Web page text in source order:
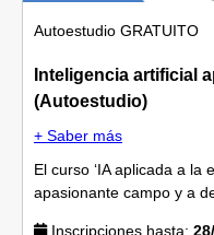
Autoestudio GRATUITO
Inteligencia artificial
(Autoestudio)
+ Saber más
El curso ‘IA aplicada a la
apasionante campo y a
Inscripciones hasta: